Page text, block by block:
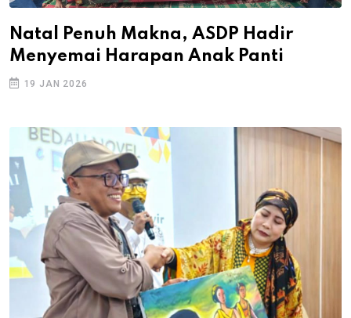
Natal Penuh Makna, ASDP Hadir
Menyemai Harapan Anak Panti
19 JAN 2026